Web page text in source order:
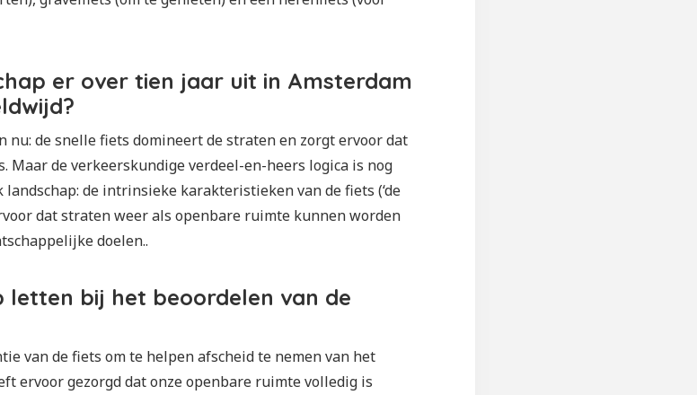
er over tien jaar uit in Amsterdam
nu: de snelle fiets domineert de straten en zorgt ervoor dat
Maar de verkeerskundige verdeel-en-heers logica is nog
de intrinsieke karakteristieken van de fiets (‘de
dat straten weer als openbare ruimte kunnen worden
doelen..
letten bij het beoordelen van de
van de fiets om te helpen afscheid te nemen van het
ervoor gezorgd dat onze openbare ruimte volledig is